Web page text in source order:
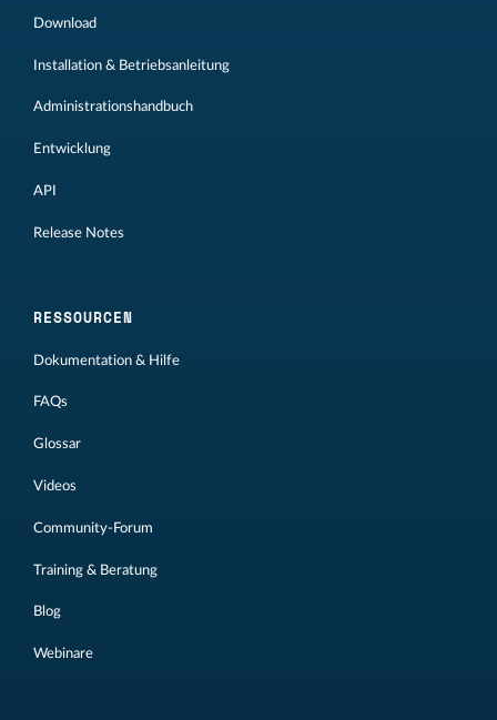
Download
Installation & Betriebsanleitung
Administrationshandbuch
Entwicklung
API
Release Notes
RESSOURCEN
Dokumentation & Hilfe
FAQs
Glossar
Videos
Community-Forum
Training & Beratung
Blog
Webinare